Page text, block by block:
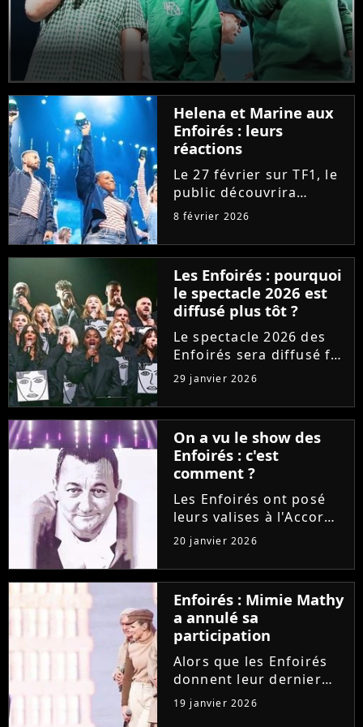
Helena et Marine aux
Enfoirés : leurs
réactions
Le 27 février sur TF1, le
public découvrira
Marine et Helena faire
Enfoirés. "Fières", les
deux chanteuses de la
"Star Academy" se
confient sur leur
arrivée...
8 février 2026
Les Enfoirés : pourquoi
le spectacle 2026 est
diffusé plus tôt ?
Le spectacle 2026 des
Enfoirés sera diffusé fin
février sur TF1, et non
pas début mars comme
d'habitude. Un décalage
provoqué par un
énorme casse-tête dans
la grille des
programmes......
29 janvier 2026
On a vu le show des
Enfoirés : c'est
comment ?
Les Enfoirés ont posé
leurs valises à l'Accor
Arena pour présenter
durant sept concerts le
spectacle "La ballade
des Enfoirés", dont les
bénéfices iront aux
Restos du Coeur. Entre...
20 janvier 2026
Enfoirés : Mimie Mathy
a annulé sa
participation
Alors que les Enfoirés
donnent leur dernier
concert ce soir à Paris,
le public est déçu de ne
19 janvier 2026